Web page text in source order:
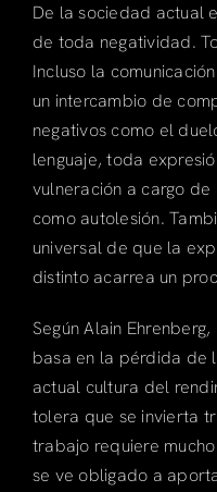
De la sociedad actual
de toda negatividad.
Incluso la
un intercambio de
negativos como el
lenguaje, toda
vulneración a cargo de
como autolesión.
universal de que la
distinto acarrea un
Según Alain
basa en la pérdida de
actual cultura del
tolera que se invierta
trabajo requiere
se ve obligado a